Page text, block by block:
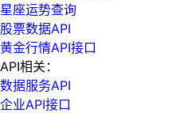
星座运势查询
股票数据API
黄金行情API接口
API相关：
数据服务API
企业API接口